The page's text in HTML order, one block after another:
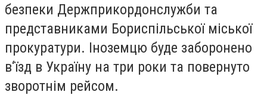
безпеки Держприкордонслужби та
представниками Бориспільської міської
прокуратури. Іноземцю буде заборонено
в‘їзд в Україну на три роки та повернуто
зворотнім рейсом.